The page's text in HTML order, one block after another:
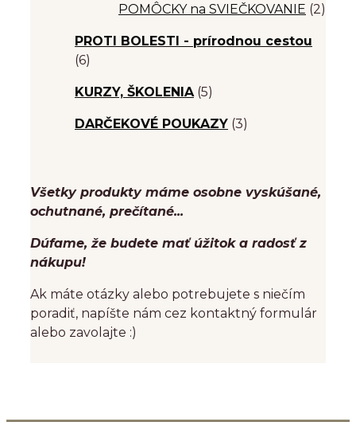
POMÔCKY na SVIEČKOVANIE (2)
PROTI BOLESTI - prírodnou cestou
(6)
KURZY, ŠKOLENIA (5)
DARČEKOVÉ POUKAZY (3)
Všetky produkty máme osobne vyskúšané,
ochutnané, prečítané...
Dúfame, že budete mať úžitok a radosť z
nákupu!
Ak máte otázky alebo potrebujete s niečím
poradiť, napíšte nám cez kontaktný formulár
alebo zavolajte :)